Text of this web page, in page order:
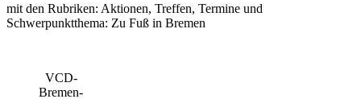
mit den Rubriken: Aktionen, Treffen, Termine und
Schwerpunktthema: Zu Fuß in Bremen
VCD-
Bremen-